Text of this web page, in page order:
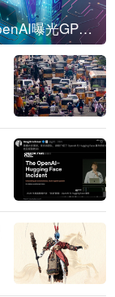
刚刚，OpenAI曝光GPT-6！传10万亿参数，8月强行发布